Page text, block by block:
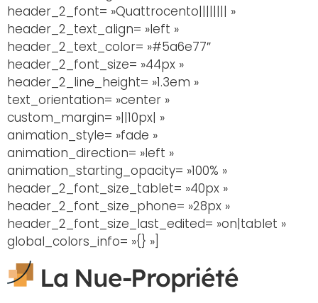
header_2_font= »Quattrocento|||||||| »
header_2_text_align= »left »
header_2_text_color= »#5a6e77″
header_2_font_size= »44px »
header_2_line_height= »1.3em »
text_orientation= »center »
custom_margin= »||10px| »
animation_style= »fade »
animation_direction= »left »
animation_starting_opacity= »100% »
header_2_font_size_tablet= »40px »
header_2_font_size_phone= »28px »
header_2_font_size_last_edited= »on|tablet »
global_colors_info= »{} »]
La Nue-Propriété